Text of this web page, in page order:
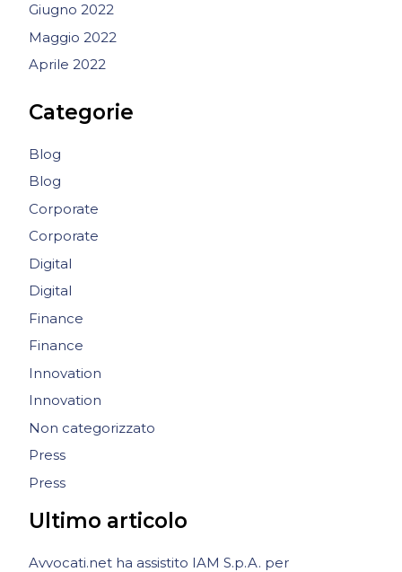
Giugno 2022
Maggio 2022
Aprile 2022
Categorie
Blog
Blog
Corporate
Corporate
Digital
Digital
Finance
Finance
Innovation
Innovation
Non categorizzato
Press
Press
Ultimo articolo
Avvocati.net ha assistito IAM S.p.A. per